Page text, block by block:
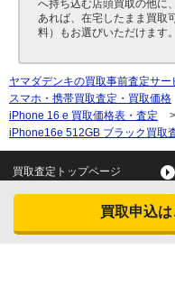
買取申込は
へ持ち込む店頭買取の他に
あれば、在宅したまま買取
料）もお選びいただけます。
ヤマダデンキの買取事前査定サー
スマホ・携帯買取査定・買取価格
iPhone 16 e 買取価格表・査定
>
iPhone16e 512GB ブラック買取
買取査定トップページ
タブレット買取査定
スマートウォッチ買取査定